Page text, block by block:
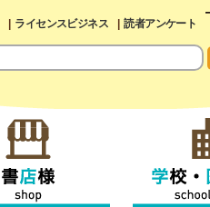
ライセンスビジネス 読者アンケート